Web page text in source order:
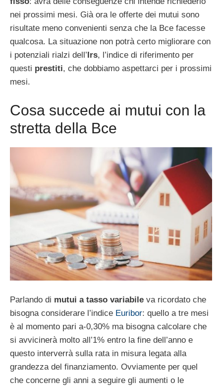
nei prossimi mesi. Già ora le offerte dei mutui sono
risultate meno convenienti senza che la Bce facesse
qualcosa. La situazione non potrà certo migliorare con
i potenziali rialzi dell’ Irs, l’indice di riferimento per
questi prestiti, che dobbiamo aspettarci per i prossimi
mesi.
Cosa succede ai mutui con la
stretta della Bce
Parlando di mutui a tasso variabile va ricordato che
bisogna considerare l’indice Euribor: quello a tre mesi
è al momento pari a-0,30% ma bisogna calcolare che
si avvicinerà molto all’1% entro la fine dell’anno e
questo interverrà sulla rata in misura legata alla
grandezza del finanziamento. Ovviamente per quel
che concerne gli anni a seguire gli aumenti o le